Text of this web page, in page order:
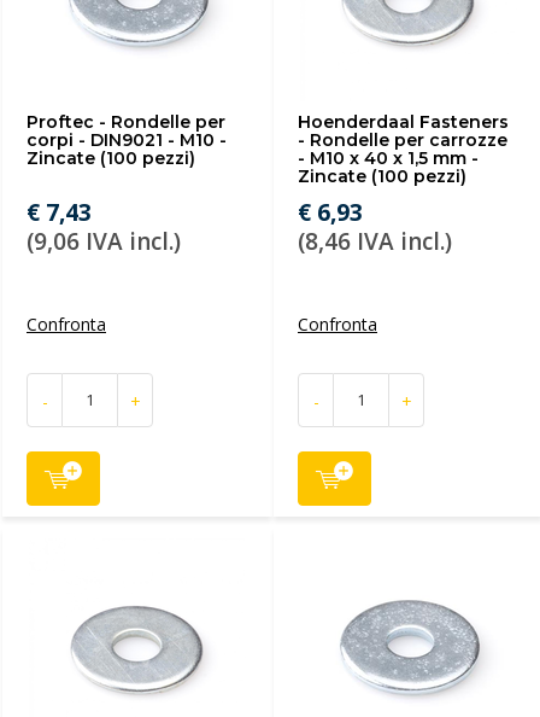
Proftec - Rondelle per
corpi - DIN9021 - M10 -
Zincate (100 pezzi)
€ 7,43
(9,06 IVA incl.)
Confronta
- +
Hoenderdaal Fasteners
- Rondelle per carrozze
- M10 x 40 x 1,5 mm -
Zincate (100 pezzi)
€ 6,93
(8,46 IVA incl.)
Confronta
- +